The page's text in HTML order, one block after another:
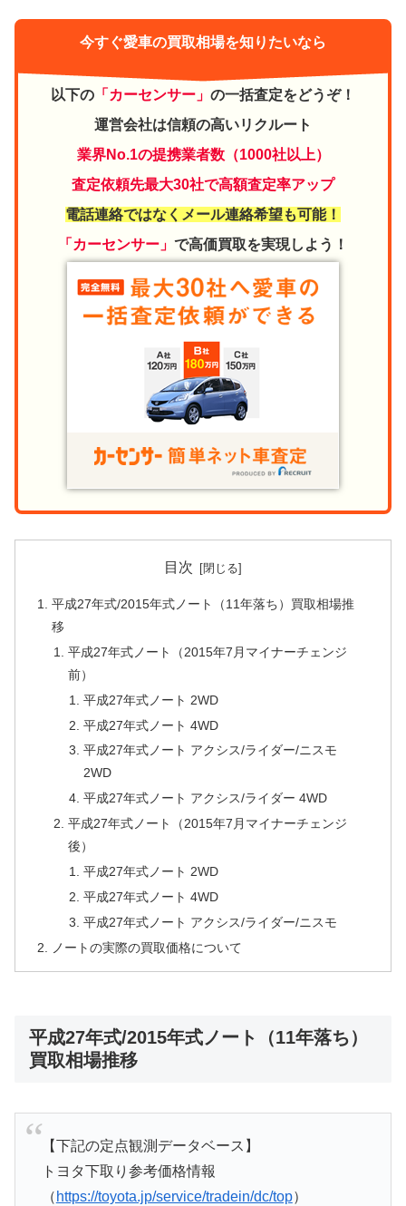
今すぐ愛車の買取相場を知りたいなら
以下の 「カーセンサー」 の一括査定をどうぞ！
運営会社は信頼の高いリクルート
業界No.1の提携業者数（1000社以上）
査定依頼先最大30社で高額査定率アップ
電話連絡ではなくメール連絡希望も可能！
「カーセンサー」 で高価買取を実現しよう！
目次
平成27年式/2015年式ノート（11年落ち）買取相場推
移
平成27年式ノート（2015年7月マイナーチェンジ
前）
平成27年式ノート 2WD
平成27年式ノート 4WD
平成27年式ノート アクシス/ライダー/ニスモ
2WD
平成27年式ノート アクシス/ライダー 4WD
平成27年式ノート（2015年7月マイナーチェンジ
後）
平成27年式ノート 2WD
平成27年式ノート 4WD
平成27年式ノート アクシス/ライダー/ニスモ
ノートの実際の買取価格について
平成27年式/2015年式ノート（11年落ち）
買取相場推移
【下記の定点観測データベース】
トヨタ下取り参考価格情報
（ https://toyota.jp/service/tradein/dc/top）